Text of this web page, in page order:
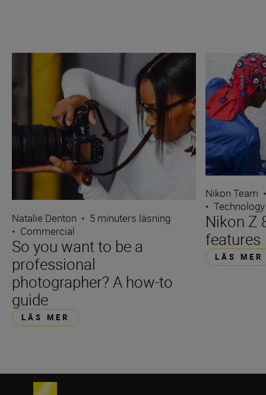
Natalie Denton • 5 minuters läsning
• Commercial
So you want to be a
professional
photographer? A how-to
guide
LÄS MER
Nikon Team
•
Nikon Z
features
LÄS MER